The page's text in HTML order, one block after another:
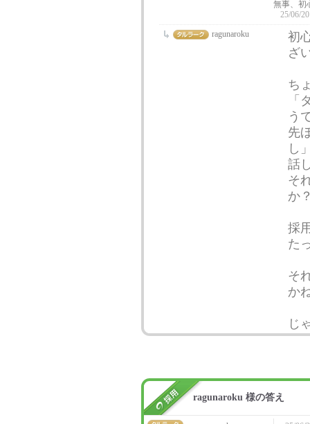
無事、初
25/06/
ragunaroku
初
ざ
ち
「
う
先
し
話
そ
か
採
た
そ
か
じ
ragunaroku 様の答え